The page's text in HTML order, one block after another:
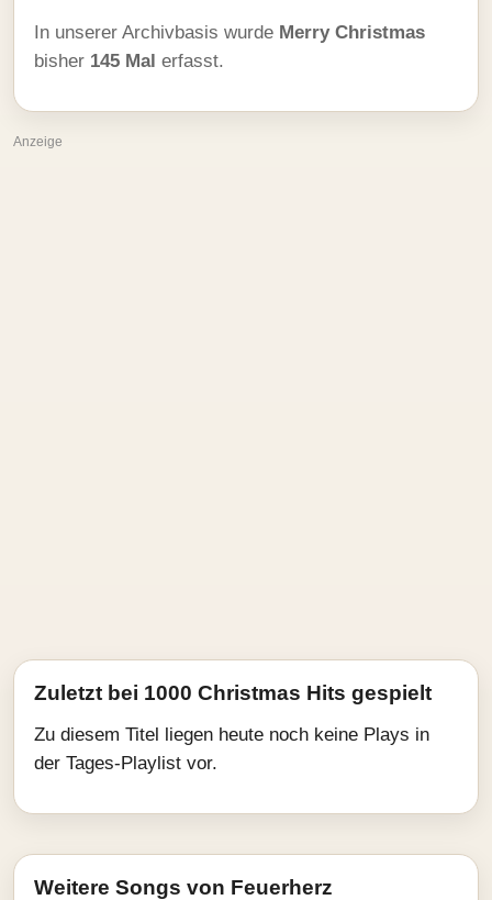
In unserer Archivbasis wurde Merry Christmas
bisher 145 Mal erfasst.
Anzeige
Zuletzt bei 1000 Christmas Hits gespielt
Zu diesem Titel liegen heute noch keine Plays in
der Tages-Playlist vor.
Weitere Songs von Feuerherz